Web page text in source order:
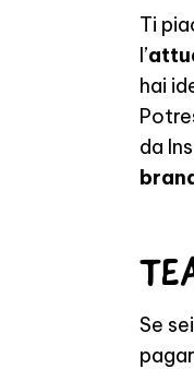
Ti
l’
hai
da
Se